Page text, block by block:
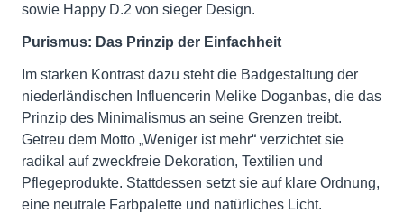
sowie Happy D.2 von sieger Design.
Purismus: Das Prinzip der Einfachheit
Im starken Kontrast dazu steht die Badgestaltung der
niederländischen Influencerin Melike Doganbas, die das
Prinzip des Minimalismus an seine Grenzen treibt.
Getreu dem Motto „Weniger ist mehr“ verzichtet sie
radikal auf zweckfreie Dekoration, Textilien und
Pflegeprodukte. Stattdessen setzt sie auf klare Ordnung,
eine neutrale Farbpalette und natürliches Licht.